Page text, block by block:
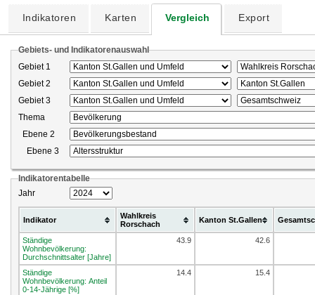
Indikatoren Karten Vergleich Export
Gebiets- und Indikatorenauswahl
Gebiet 1
Gebiet 2
Gebiet 3
Thema
Ebene 2
Ebene 3
Indikatorentabelle
Jahr
Indikator
Wahlkreis
Rorschach
Kanton St.Gallen
Ständige
Wohnbevölkerung:
Durchschnittsalter [Jahre]
43.9 42.6
Ständige
Wohnbevölkerung: Anteil
0-14-Jährige [%]
14.4 15.4